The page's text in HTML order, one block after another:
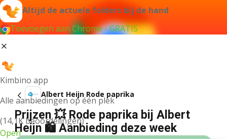
Altijd de actuele folders bij de hand
Toevoegen aan Chrome - GRATIS
Kimbino app
Alle aanbiedingen op één plek
(14,1K beoordelingen)
Open
Albert Heijn Rode paprika
Prijzen 💥 Rode paprika bij Albert
Heijn 🛍️ Aanbieding deze week